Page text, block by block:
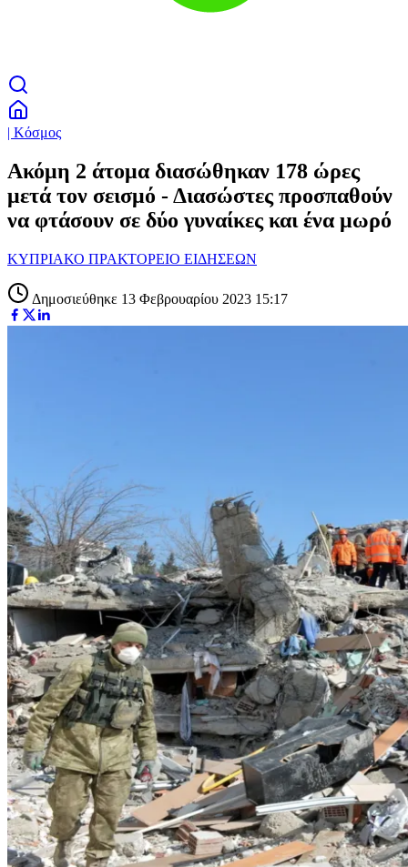
| Κόσμος
Ακόμη 2 άτομα διασώθηκαν 178 ώρες
μετά τον σεισμό - Διασώστες προσπαθούν
να φτάσουν σε δύο γυναίκες και ένα μωρό
ΚΥΠΡΙΑΚΟ ΠΡΑΚΤΟΡΕΙΟ ΕΙΔΗΣΕΩΝ
Δημοσιεύθηκε 13 Φεβρουαρίου 2023 15:17